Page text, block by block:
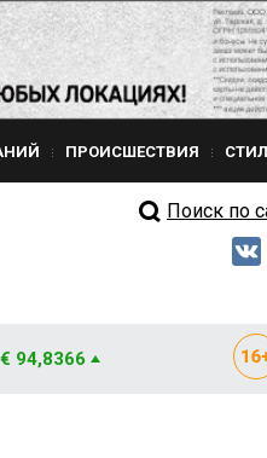
ПРОИСШЕСТВИЯ
Поиск по
€ 94,8366